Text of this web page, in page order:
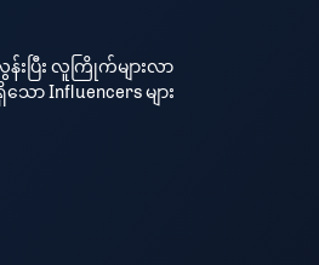
ပြီး လူကြိုက်များလာ
ာ Influencers များ